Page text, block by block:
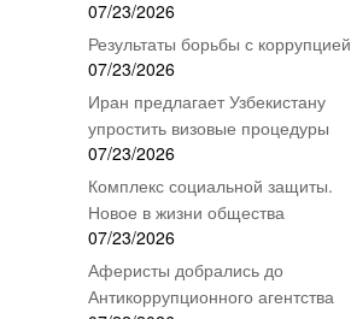
07/23/2026
Результаты борьбы с коррупцией
07/23/2026
Иран предлагает Узбекистану
упростить визовые процедуры
07/23/2026
Комплекс социальной защиты.
Новое в жизни общества
07/23/2026
Аферисты добрались до
Антикоррупционного агентства